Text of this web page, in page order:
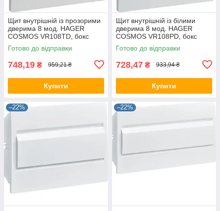
Щит внутрішній із прозорими
дверима 8 мод. HAGER
COSMOS VR108TD, бокс
Хагер, шафа КОСМОС
розподільний
Готово до відправки
748,19 ₴ 959,21 ₴
Купити
Щит внутрішній із білими
дверима 8 мод. HAGER
COSMOS VR108PD, бокс
Хагер, шафа КОСМОС
розподільний
Готово до відправки
728,47 ₴ 933,94 ₴
Купити
–22% –22%